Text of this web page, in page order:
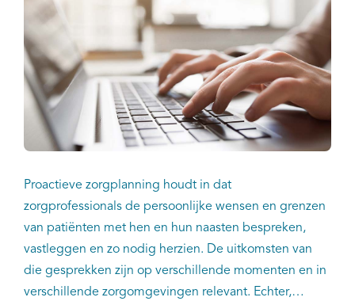
Proactieve zorgplanning houdt in dat
zorgprofessionals de persoonlijke wensen en grenzen
van patiënten met hen en hun naasten bespreken,
vastleggen en zo nodig herzien. De uitkomsten van
die gesprekken zijn op verschillende momenten en in
verschillende zorgomgevingen relevant. Echter,